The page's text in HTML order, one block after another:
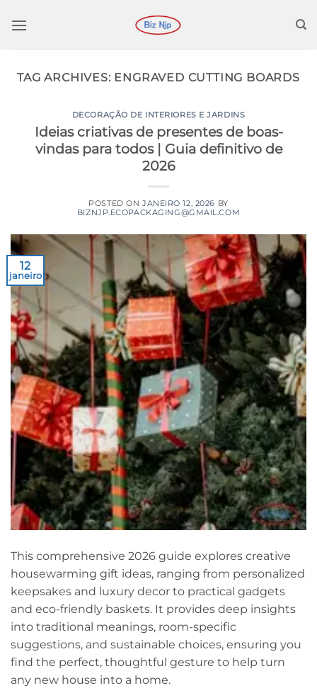
para
TAG ARCHIVES: ENGRAVED CUTTING BOARDS
DECORAÇÃO DE INTERIORES E JARDINS
Ideias criativas de presentes de boas-
vindas para todos | Guia definitivo de
2026
POSTED ON JANEIRO 12, 2026 BY
BIZNJP.ECOPACKAGING@GMAIL.COM
12
janeiro
This comprehensive 2026 guide explores creative
housewarming gift ideas, ranging from personalized
keepsakes and luxury decor to practical gadgets
and eco-friendly baskets. It provides deep insights
into traditional meanings, room-specific
suggestions, and sustainable choices, ensuring you
find the perfect, thoughtful gesture to help turn
any new house into a home.